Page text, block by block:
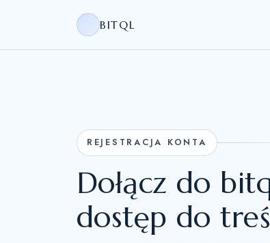
BITQL
REJESTRACJA KONTA
Dołącz do
dostęp do